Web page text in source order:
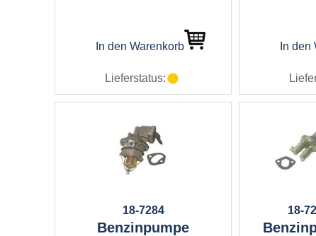
In den Warenkorb
Lieferstatus:
In den
18-7284
Benzinpumpe
18-